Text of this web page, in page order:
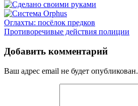
Оглахты: посёлок предков
Противоречивые действия полиции
Добавить комментарий
Ваш адрес email не будет опубликован.